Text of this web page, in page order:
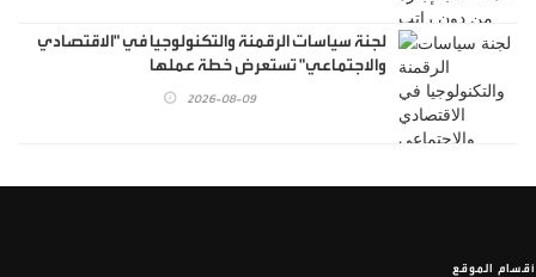
لجنة سياسات الرقمنة والتكنولوجيا في "الاقتصادي
والاجتماعي" تستعرض خطة عملها
2026-08-09
أقسام الموقع